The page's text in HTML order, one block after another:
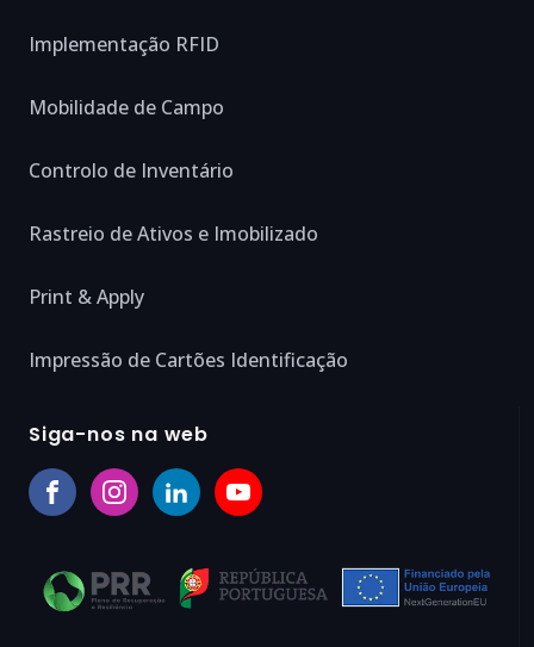
Implementação RFID
Mobilidade de Campo
Controlo de Inventário
Rastreio de Ativos e Imobilizado
Print & Apply
Impressão de Cartões Identificação
Siga-nos na web